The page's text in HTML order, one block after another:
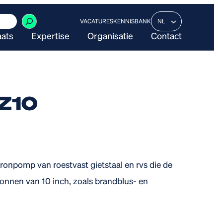
VACATURESKENNISBANK NL
Expertise Organisatie Contact
van roestvast gietstaal en rvs die de
van 10 inch, zoals brandblus- en